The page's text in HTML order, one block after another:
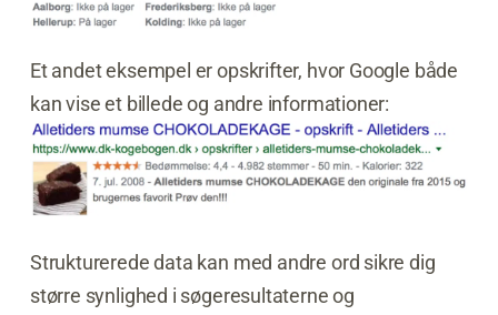
Et andet eksempel er opskrifter, hvor Google både
kan vise et billede og andre informationer:
Strukturerede data kan med andre ord sikre dig
større synlighed i søgeresultaterne og